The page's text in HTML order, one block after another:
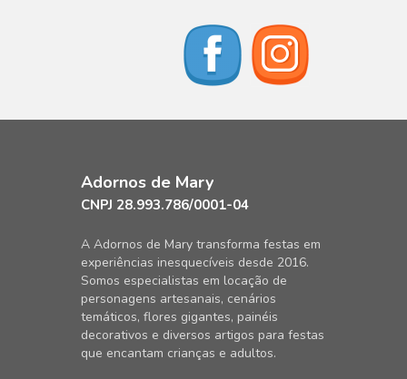
Adornos de Mary
CNPJ 28.993.786/0001-04
A Adornos de Mary transforma festas em
experiências inesquecíveis desde 2016.
Somos especialistas em locação de
personagens artesanais, cenários
temáticos, flores gigantes, painéis
decorativos e diversos artigos para festas
que encantam crianças e adultos.